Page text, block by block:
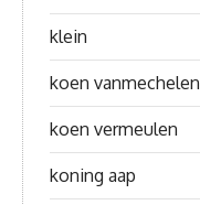
klein
koen vanmechelen
koen vermeulen
koning aap